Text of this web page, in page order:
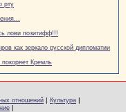
рту
лови позитифф!!!
как зеркало русской дипломатии
Кремль
отношений | Культура |
|